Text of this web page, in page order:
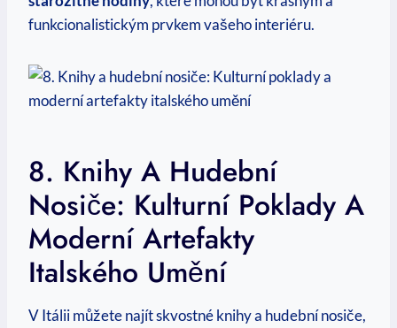
funkcionalistickým prvkem vašeho interiéru.
8. Knihy A Hudební
Nosiče: Kulturní Poklady A
Moderní Artefakty
Italského Umění
V Itálii můžete najít skvostné knihy a hudební nosiče,